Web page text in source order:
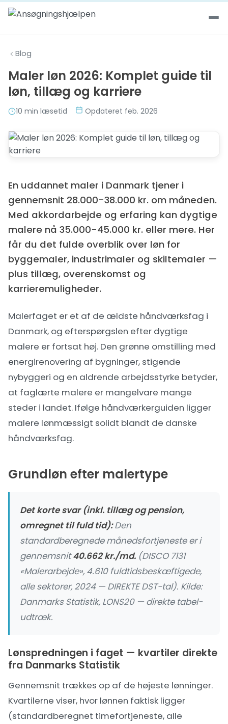
Spring til indhold
Blog
Maler løn 2026: Komplet guide til
løn, tillæg og karriere
10 min læsetid Opdateret feb. 2026
En uddannet maler i Danmark tjener i
gennemsnit 28.000-38.000 kr. om måneden.
Med akkordarbejde og erfaring kan dygtige
malere nå 35.000-45.000 kr. eller mere. Her
får du det fulde overblik over løn for
byggemaler, industrimaler og skiltemaler —
plus tillæg, overenskomst og
karrieremuligheder.
Malerfaget er et af de ældste håndværksfag i
Danmark, og efterspørgslen efter dygtige
malere er fortsat høj. Den grønne omstilling med
energirenovering af bygninger, stigende
nybyggeri og en aldrende arbejdsstyrke betyder,
at faglærte malere er mangelvare mange
steder i landet. Ifølge håndværkerguiden ligger
malere lønmæssigt solidt blandt de danske
håndværksfag.
Grundløn efter malertype
Det korte svar (inkl. tillæg og pension,
omregnet til fuld tid):Den
standardberegnede månedsfortjeneste er i
gennemsnit40.662 kr./md. (DISCO 7131
«Malerarbejde», 4.610 fuldtidsbeskæftigede,
alle sektorer, 2024 — DIREKTE DST-tal). Kilde:
Danmarks Statistik, LONS20 — direkte tabel-
udtræk.
Lønspredningen i faget — kvartiler direkte
fra Danmarks Statistik
Gennemsnit trækkes op af de højeste lønninger.
Kvartilerne viser, hvor lønnen faktisk ligger
(standardberegnet timefortjeneste, alle